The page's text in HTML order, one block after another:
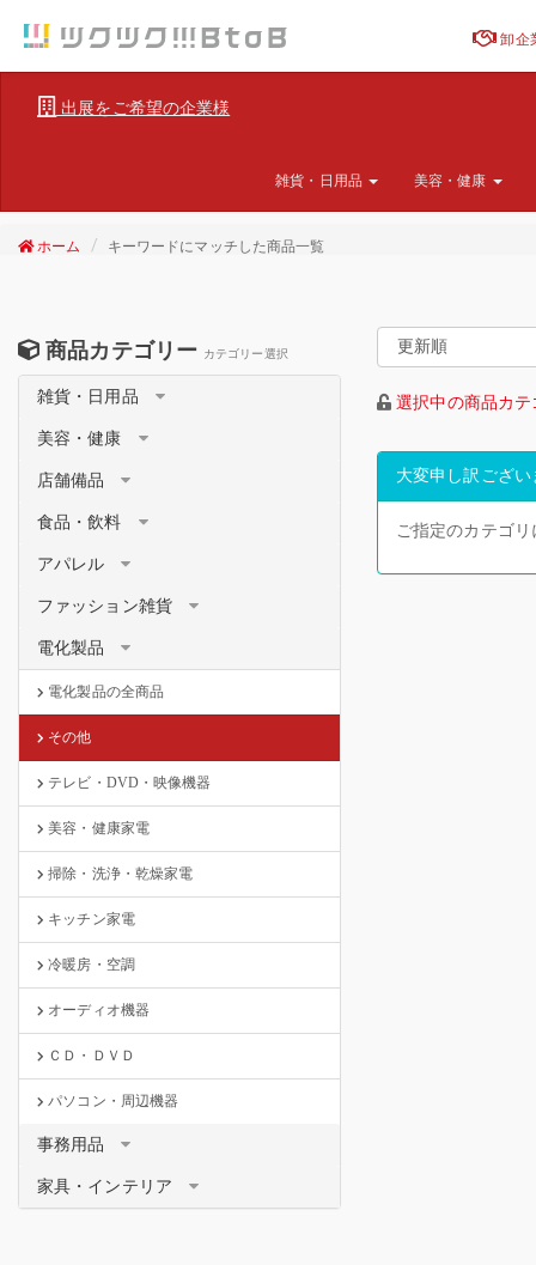
卸企
出展をご希望の企業様
雑貨・日用品 美容・健康
ホーム キーワードにマッチした商品一覧
商品カテゴリー カテゴリー選択
雑貨・日用品
美容・健康
店舗備品
食品・飲料
アパレル
ファッション雑貨
電化製品
電化製品の全商品
その他
テレビ・DVD・映像機器
美容・健康家電
掃除・洗浄・乾燥家電
キッチン家電
冷暖房・空調
オーディオ機器
ＣＤ・ＤＶＤ
パソコン・周辺機器
事務用品
家具・インテリア
選択中の商品カ
大変申し訳ござい
ご指定のカテゴ